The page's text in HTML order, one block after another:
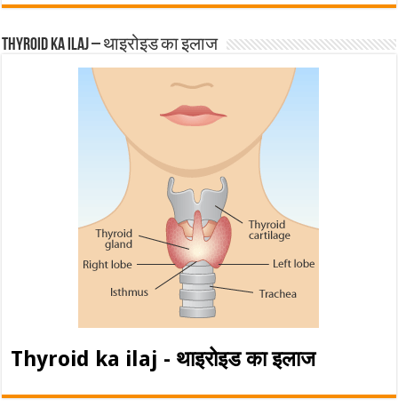
Thyroid ka ilaj – थाइरोइड का इलाज
Thyroid ka ilaj - थाइरोइड का इलाज